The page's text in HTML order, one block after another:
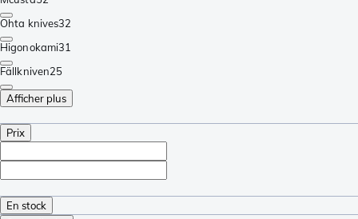
Ohta knives32
Higonokami31
Fällkniven25
Afficher plus
Prix
En stock